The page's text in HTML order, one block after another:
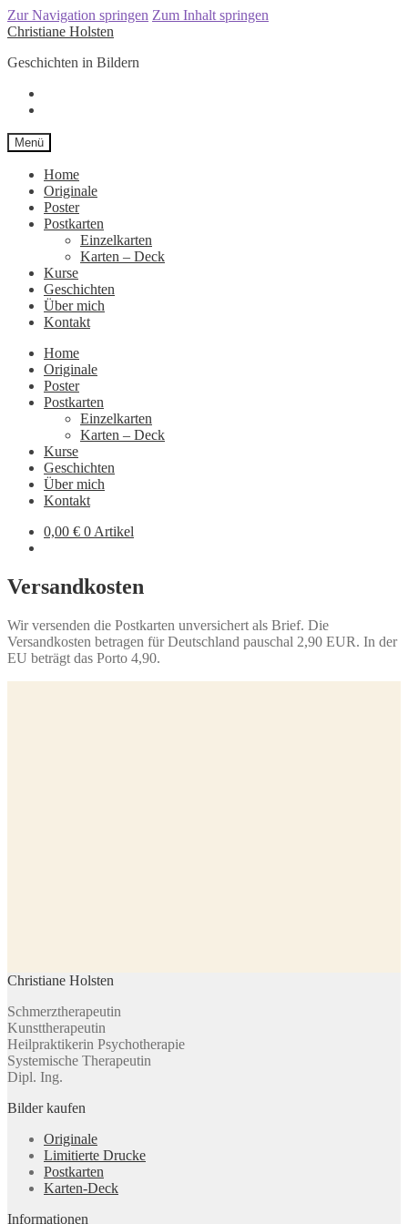
Zur Navigation springen Zum Inhalt springen
Christiane Holsten
Geschichten in Bildern
Menü
Home
Originale
Poster
Postkarten
Einzelkarten
Karten – Deck
Kurse
Geschichten
Über mich
Kontakt
Home
Originale
Poster
Postkarten
Einzelkarten
Karten – Deck
Kurse
Geschichten
Über mich
Kontakt
0,00 € 0 Artikel
Versandkosten
Wir versenden die Postkarten unversichert als Brief. Die
Versandkosten betragen für Deutschland pauschal 2,90 EUR. In der
EU beträgt das Porto 4,90.
Christiane Holsten
Schmerztherapeutin
Kunsttherapeutin
Heilpraktikerin Psychotherapie
Systemische Therapeutin
Dipl. Ing.
Bilder kaufen
Originale
Limitierte Drucke
Postkarten
Karten-Deck
Informationen